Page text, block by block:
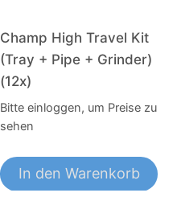
Champ High Travel Kit
(Tray + Pipe + Grinder)
(12x)
Bitte einloggen, um Preise zu
sehen
In den Warenkorb